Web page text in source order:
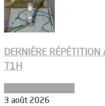
DERNIÈRE RÉPÉTITION
T1H
3 août 2026